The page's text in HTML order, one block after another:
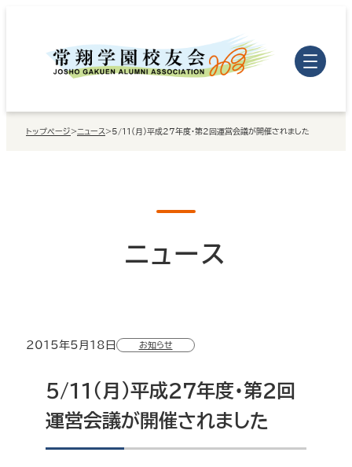
トップページ > ニュース > 5/11（月）平成27年度・第2回運営会議が開催されました
ニュース
2015年5月18日 お知らせ
5/11（月）平成27年度・第2回
運営会議が開催されました